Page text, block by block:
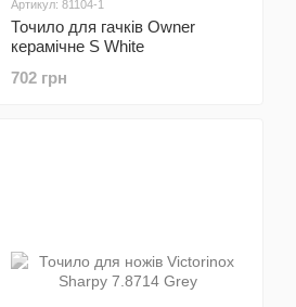
Артикул: 81104-1
Точило для гачків Owner
керамічне S White
702 грн